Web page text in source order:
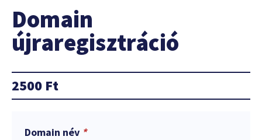
Domain
újraregisztráció
2500 Ft
Domain név *